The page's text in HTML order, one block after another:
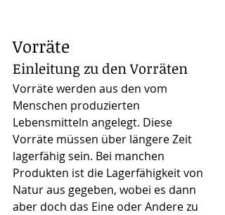
Vorräte
Einleitung zu den Vorräten
Vorräte werden aus den vom
Menschen produzierten
Lebensmitteln angelegt. Diese
Vorräte müssen über längere Zeit
lagerfähig sein. Bei manchen
Produkten ist die Lagerfähigkeit von
Natur aus gegeben, wobei es dann
aber doch das Eine oder Andere zu